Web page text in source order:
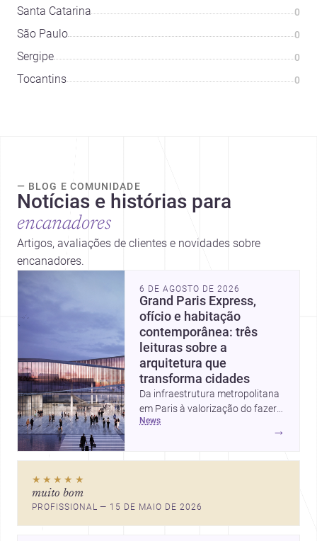
Santa Catarina 0
São Paulo 0
Sergipe 0
Tocantins 0
— BLOG E COMUNIDADE
Notícias e histórias para
encanadores
Artigos, avaliações de clientes e novidades sobre
encanadores.
6 DE AGOSTO DE 2026
Grand Paris Express,
ofício e habitação
contemporânea: três
leituras sobre a
arquitetura que
transforma cidades
Da infraestrutura metropolitana
em Paris à valorização do fazer
artesanal e à casa elevada da
inspirador para profissionais que
pensam cidade, construção e
news
→
★★★★★
muito bom
PROFISSIONAL — 15 DE MAIO DE 2026